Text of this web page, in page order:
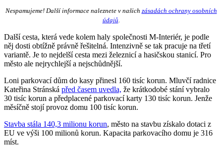
Nespamujeme! Další informace naleznete v našich zásadách ochrany osobních
údajů.
Další cesta, která vede kolem haly společnosti M-Interiér, je podle
něj dosti obtížně právně řešitelná. Intenzivně se tak pracuje na třetí
variantě. Je to nejdelší cesta mezi železnicí a hasičskou stanicí. Pro
město ale nejrychlejší a nejschůdnější.
Loni parkovací dům do kasy přinesl 160 tisíc korun. Mluvčí radnice
Kateřina Stránská před časem uvedla, že krátkodobé stání vybralo
30 tisíc korun a předplacené parkovací karty 130 tisíc korun. Jenže
měsíčně stojí provoz domu 100 tisíc korun.
Stavba stála 140,3 milionu korun, město na stavbu získalo dotaci z
EU ve výši 100 milionů korun. Kapacita parkovacího domu je 316
míst.